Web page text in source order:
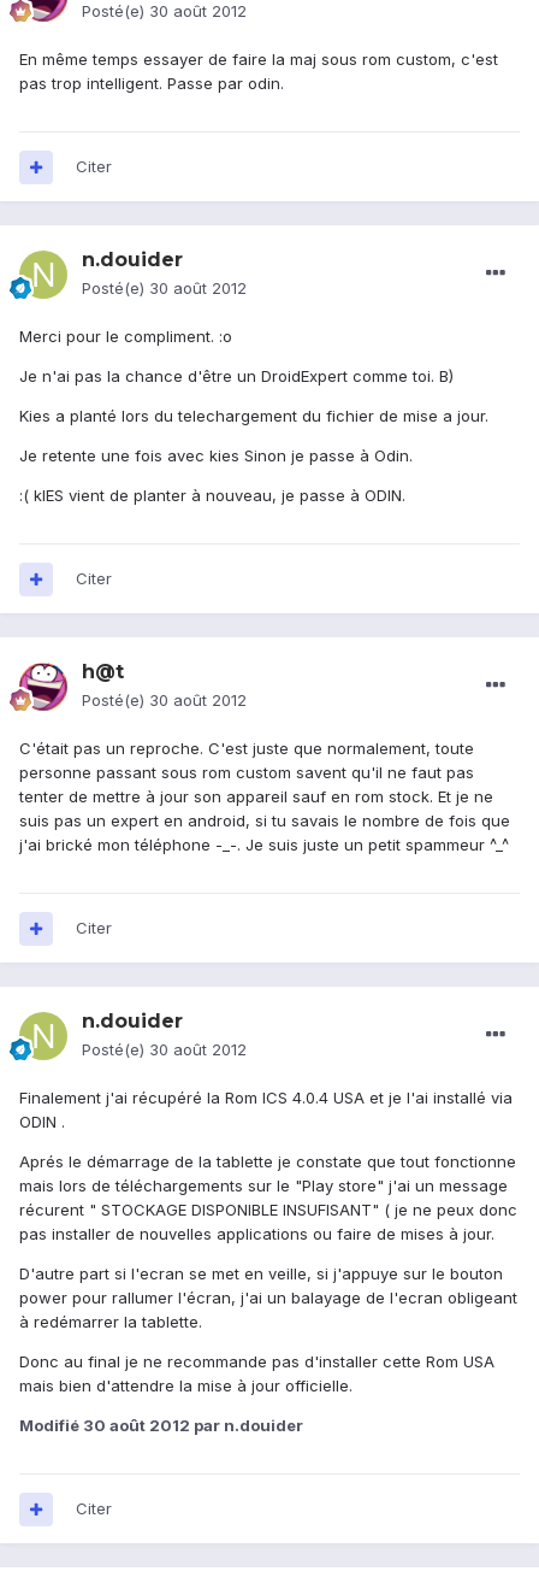
Posté(e) 30 août 2012
En même temps essayer de faire la maj sous rom custom, c'est
pas trop intelligent. Passe par odin.
Citer
n.douider
Posté(e) 30 août 2012
Merci pour le compliment. :o
Je n'ai pas la chance d'être un DroidExpert comme toi. B)
Kies a planté lors du telechargement du fichier de mise a jour.
Je retente une fois avec kies Sinon je passe à Odin.
:( kIES vient de planter à nouveau, je passe à ODIN.
Citer
h@t
Posté(e) 30 août 2012
C'était pas un reproche. C'est juste que normalement, toute
personne passant sous rom custom savent qu'il ne faut pas
tenter de mettre à jour son appareil sauf en rom stock. Et je ne
suis pas un expert en android, si tu savais le nombre de fois que
j'ai brické mon téléphone -_-. Je suis juste un petit spammeur ^_^
Citer
n.douider
Posté(e) 30 août 2012
Finalement j'ai récupéré la Rom ICS 4.0.4 USA et je l'ai installé via
ODIN .
Aprés le démarrage de la tablette je constate que tout fonctionne
mais lors de téléchargements sur le "Play store" j'ai un message
récurent " STOCKAGE DISPONIBLE INSUFISANT" ( je ne peux donc
pas installer de nouvelles applications ou faire de mises à jour.
D'autre part si l'ecran se met en veille, si j'appuye sur le bouton
power pour rallumer l'écran, j'ai un balayage de l'ecran obligeant
à redémarrer la tablette.
Donc au final je ne recommande pas d'installer cette Rom USA
mais bien d'attendre la mise à jour officielle.
Modifié 30 août 2012 par n.douider
Citer